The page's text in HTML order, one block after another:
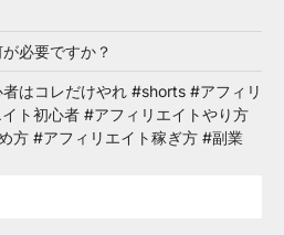
必要ですか？
はコレだけやれ #shorts #アフィリ
ト初心者 #アフィリエイトやり方
方 #アフィリエイト稼ぎ方 #副業